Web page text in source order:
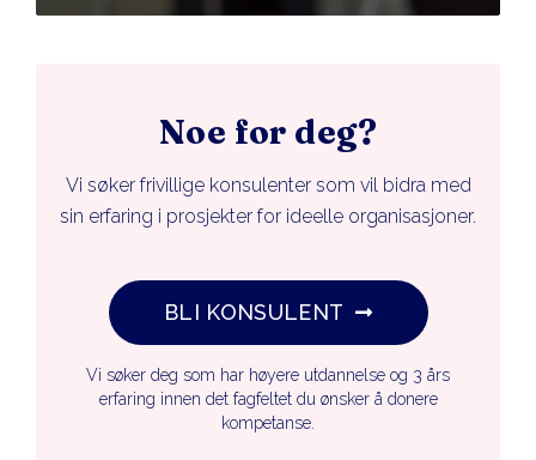
Noe for deg?
Vi søker frivillige konsulenter som vil bidra med
sin erfaring i prosjekter for ideelle organisasjoner.
BLI KONSULENT
Vi søker deg som har høyere utdannelse og 3 års
erfaring innen det fagfeltet du ønsker å donere
kompetanse.